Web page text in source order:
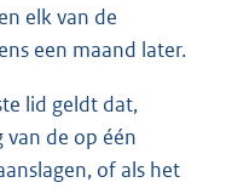
elk van de
een maand later.
lid geldt dat,
de op één
of als het